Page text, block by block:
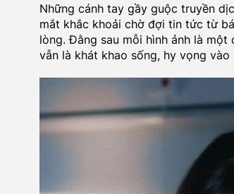
Những cánh tay gầy guộc truyền
mắt khắc khoải chờ đợi tin tức từ
lòng. Đằng sau mỗi hình ảnh là một
vẫn là khát khao sống, hy vọng